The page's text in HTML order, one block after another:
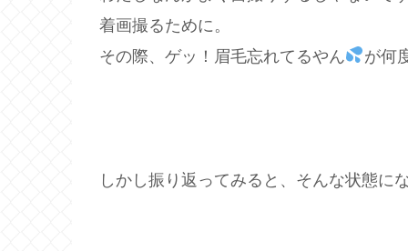
着画撮るために。
その際、ゲッ！眉毛忘れてるやん
が何
しかし振り返ってみると、そんな状態に